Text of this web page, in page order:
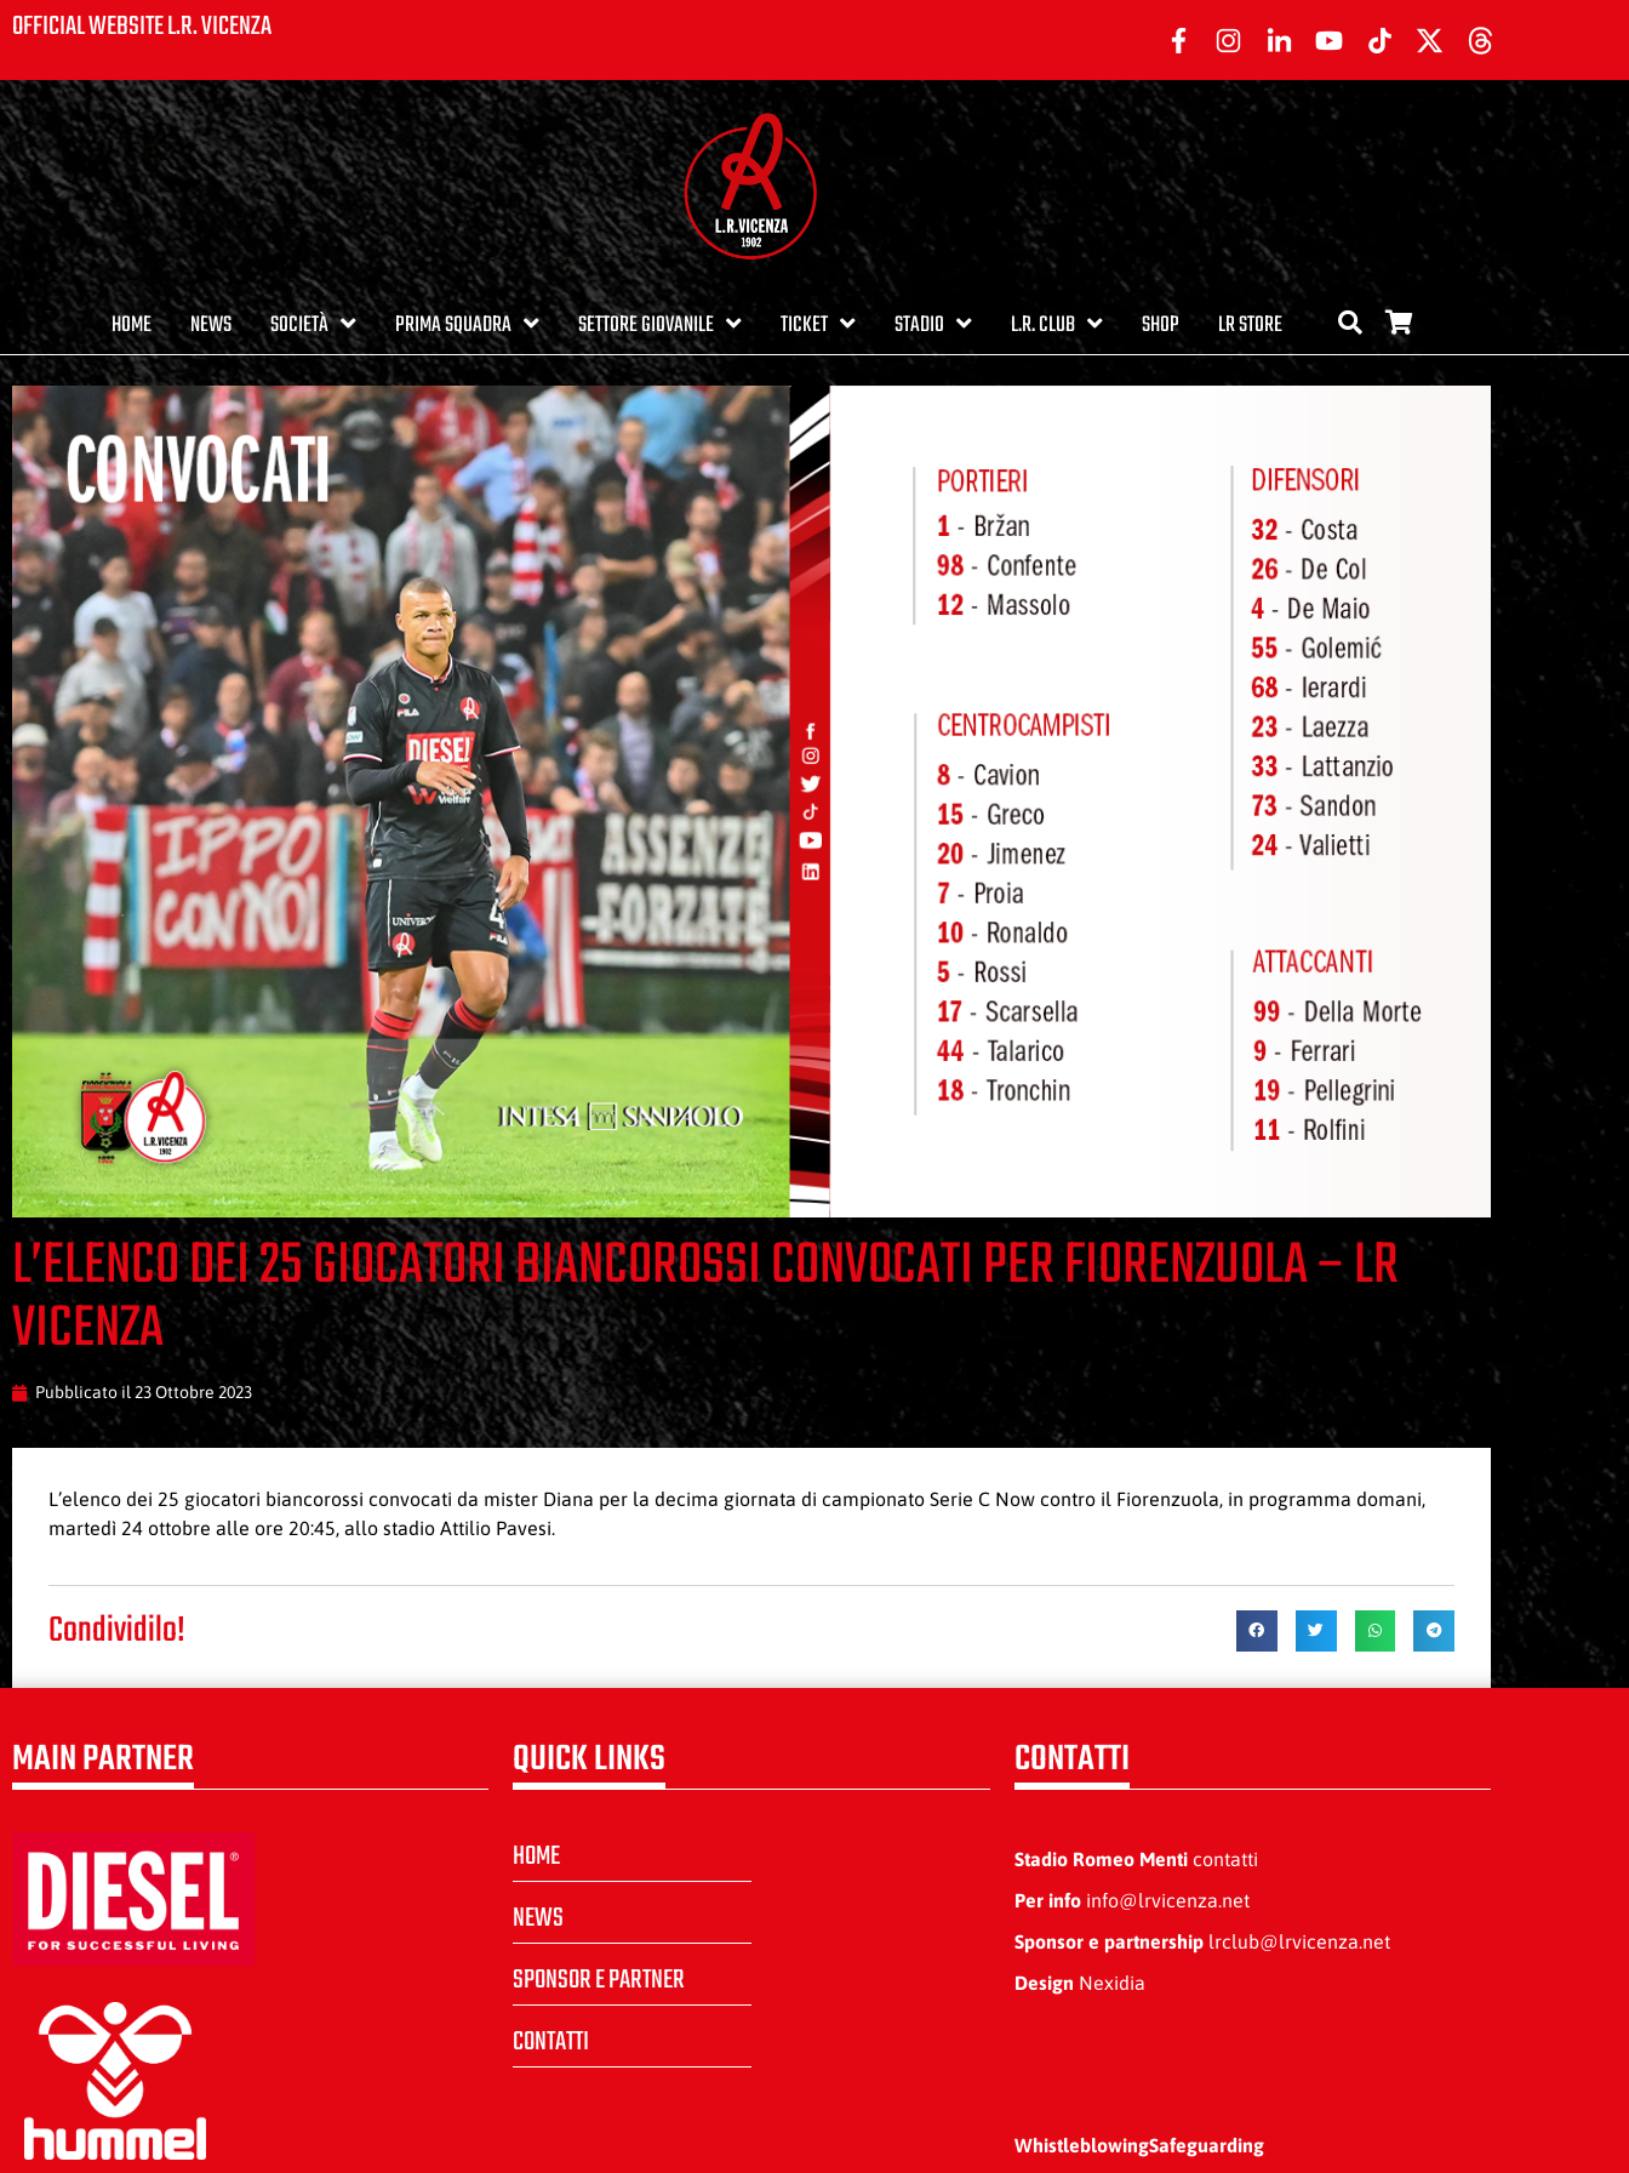
OFFICIAL WEBSITE L.R. VICENZA
HOME NEWS SOCIETÀ PRIMA SQUADRA SETTORE GIOVANILE TICKET STADIO L.R. CLUB SHOP LR STORE
L’ELENCO DEI 25 GIOCATORI BIANCOROSSI CONVOCATI PER FIORENZUOLA – LR
VICENZA
Pubblicato il23 Ottobre 2023
L’elenco dei 25 giocatori biancorossi convocati da mister Diana per la decima giornata di campionato Serie C Now contro il Fiorenzuola, in programma domani,
martedì 24 ottobre alle ore 20:45, allo stadio Attilio Pavesi.
Condividilo!
MAIN PARTNER QUICK LINKS
HOME
NEWS
SPONSOR E PARTNER
CONTATTI
CONTATTI
Stadio Romeo Menticontatti
Per infoinfo@lrvicenza.net
Sponsor e partnershiplrclub@lrvicenza.net
Design Nexidia
WhistleblowingSafeguarding